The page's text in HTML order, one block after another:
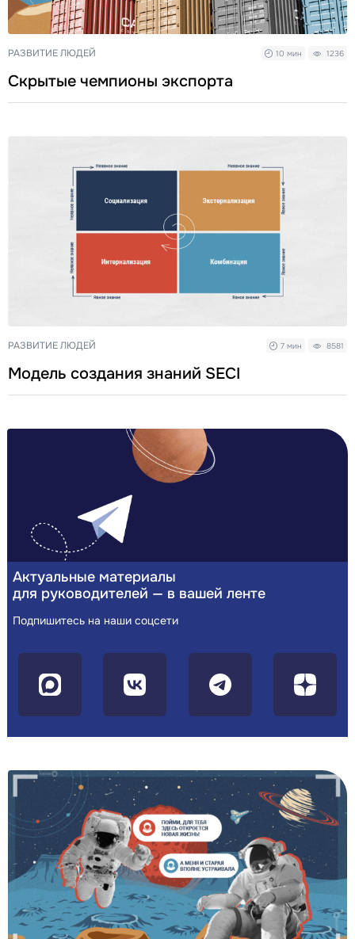
РАЗВИТИЕ ЛЮДЕЙ 10 мин 1236
Скрытые чемпионы экспорта
РАЗВИТИЕ ЛЮДЕЙ 7 мин 8581
Модель создания знаний SECI
Актуальные материалы
для руководителей — в вашей ленте
Подпишитесь на наши соцсети